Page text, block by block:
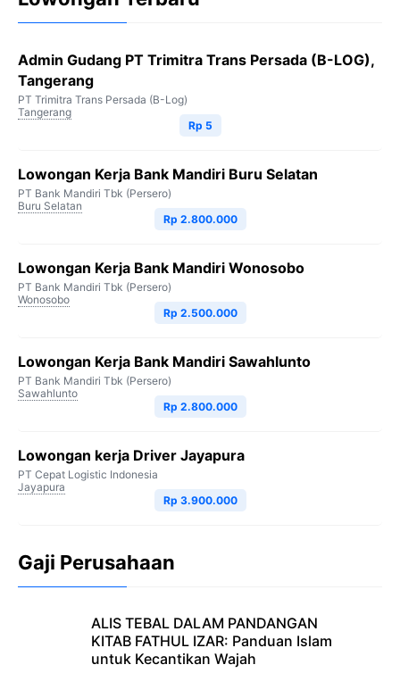
Admin Gudang PT Trimitra Trans Persada (B-LOG),
Tangerang
PT Trimitra Trans Persada (B-Log)
Tangerang
Rp 5
Lowongan Kerja Bank Mandiri Buru Selatan
PT Bank Mandiri Tbk (Persero)
Buru Selatan
Rp 2.800.000
Lowongan Kerja Bank Mandiri Wonosobo
PT Bank Mandiri Tbk (Persero)
Wonosobo
Rp 2.500.000
Lowongan Kerja Bank Mandiri Sawahlunto
PT Bank Mandiri Tbk (Persero)
Sawahlunto
Rp 2.800.000
Lowongan kerja Driver Jayapura
PT Cepat Logistic Indonesia
Jayapura
Rp 3.900.000
Gaji Perusahaan
ALIS TEBAL DALAM PANDANGAN
KITAB FATHUL IZAR: Panduan Islam
untuk Kecantikan Wajah